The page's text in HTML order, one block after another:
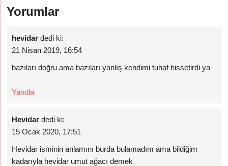
Yorumlar
hevidar dedi ki:
21 Nisan 2019, 16:54
bazıları doğru ama bazıları yanlış kendimi tuhaf hissetirdi ya
Yanıtla
Hevidar dedi ki:
15 Ocak 2020, 17:51
Hevidar isminin anlamını burda bulamadım ama bildiğim
kadarıyla hevidar umut ağacı demek